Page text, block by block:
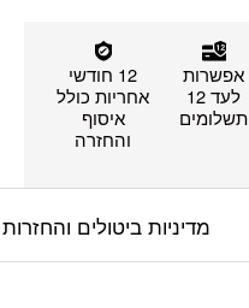
אפשרות
לעד 12
תשלומים
12 חודשי
אחריות כולל
איסוף
והחזרה
מדיניות ביטולים והחזרות